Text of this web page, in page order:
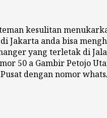
kesulitan
Jakarta anda bisa
yang terletak di
50 a Gambir Petojo
dengan nomor